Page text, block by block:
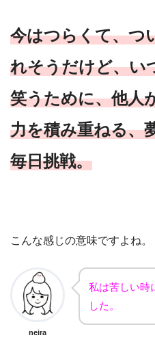
今はつらくて、つ
れそうだけど、い
笑うために、他人
力を積み重ねる、
毎日挑戦。
こんな感じの意味ですよね。
neira
私は苦しい時
した。